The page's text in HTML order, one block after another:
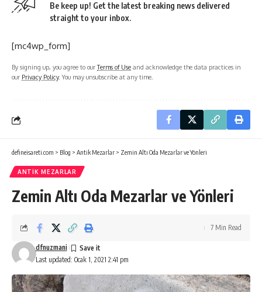
Be keep up! Get the latest breaking news delivered
straight to your inbox.
[mc4wp_form]
By signing up, you agree to ourTerms of Use and acknowledge the data practices in
our Privacy Policy. You may unsubscribe at any time.
defineisareti.com > Blog > Antik Mezarlar > Zemin Altı Oda Mezarlar ve Yönleri
ANTIK MEZARLAR
Zemin Altı Oda Mezarlar ve Yönleri
Last updated: Ocak 1, 2021 2:41 pm
dfnuzmani
7 Min Read